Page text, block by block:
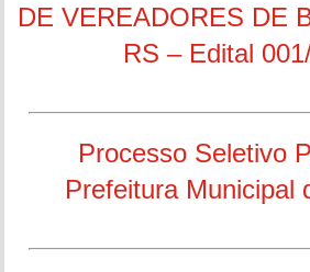
DE VEREADORES DE
RS – Edital
Processo Seletivo
Prefeitura Municipal